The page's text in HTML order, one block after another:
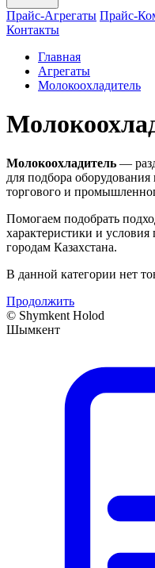
Прайс-Агрегаты Прайс-
Контакты
Главная
Агрегаты
Молокоохладитель
Молокоохладитель —
для подбора
торгового и
Помогаем подобрать
характеристики и
городам Казахстана.
В данной категории нет
Продолжить
© Shymkent Holod
Шымкент